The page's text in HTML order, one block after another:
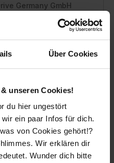
Über Cookies
unseren Cookies!
du hier ungestört
ein paar Infos für dich.
von Cookies gehört!?
Wir erklären dir
Wunder dich bitte
Germany GmbH
automatisch